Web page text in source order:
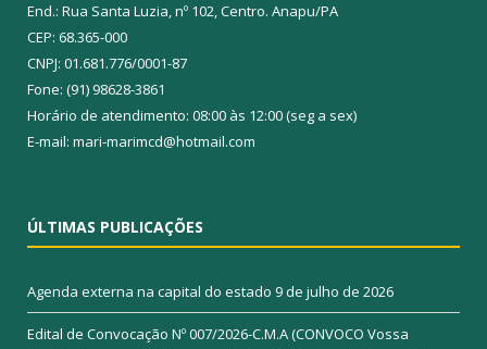
End.: Rua Santa Luzia, nº 102, Centro. Anapu/PA
CEP: 68.365-000
CNPJ: 01.681.776/0001-87
Fone: (91) 98628-3861
Horário de atendimento: 08:00 às 12:00 (seg a sex)
E-mail: mari-marimcd@hotmail.com
ÚLTIMAS PUBLICAÇÕES
Agenda externa na capital do estado 9 de julho de 2026
Edital de Convocação Nº 007/2026-C.M.A (CONVOCO Vossa